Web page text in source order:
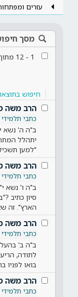
עזרים
מסך
1
-
12
חיפוש
הרב משה
כתבי
ב"ה ה' נשא
יתהלל
"למען
הרב משה
כתבי
ב"ה ו' נשא
סיון כתיב
הארץ". זה
הרב משה
כתבי
ב"ה ב'
לתודה,
בואו לפניו
הרב משה
כתבי